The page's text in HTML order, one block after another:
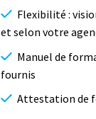
Flexibilité :
et selon votre
Manuel de
fournis
Attestation de